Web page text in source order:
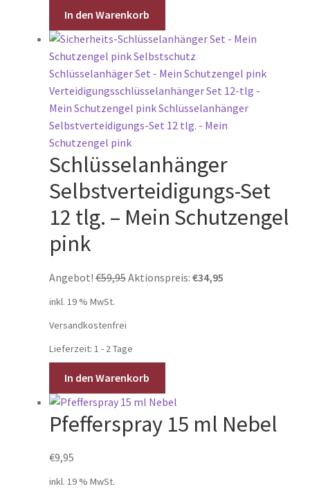
In den Warenkorb
Schlüsselanhänger
Selbstverteidigungs-Set
12 tlg. – Mein Schutzengel
pink
Angebot!€59,95 Ursprünglicher
Aktionspreis: €34,95Aktueller
inkl. 19 % MwSt.
Versandkostenfrei
Lieferzeit: 1 - 2 Tage
In den Warenkorb
Pfefferspray 15 ml Nebel
€9,95
inkl. 19 % MwSt.